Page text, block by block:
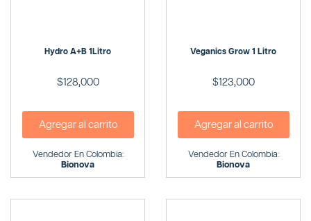
Hydro A+B 1Litro
$128,000
Agregar al carrito
Vendedor En Colombia:
Bionova
Veganics Grow 1 Litro
$123,000
Agregar al carrito
Vendedor En Colombia:
Bionova